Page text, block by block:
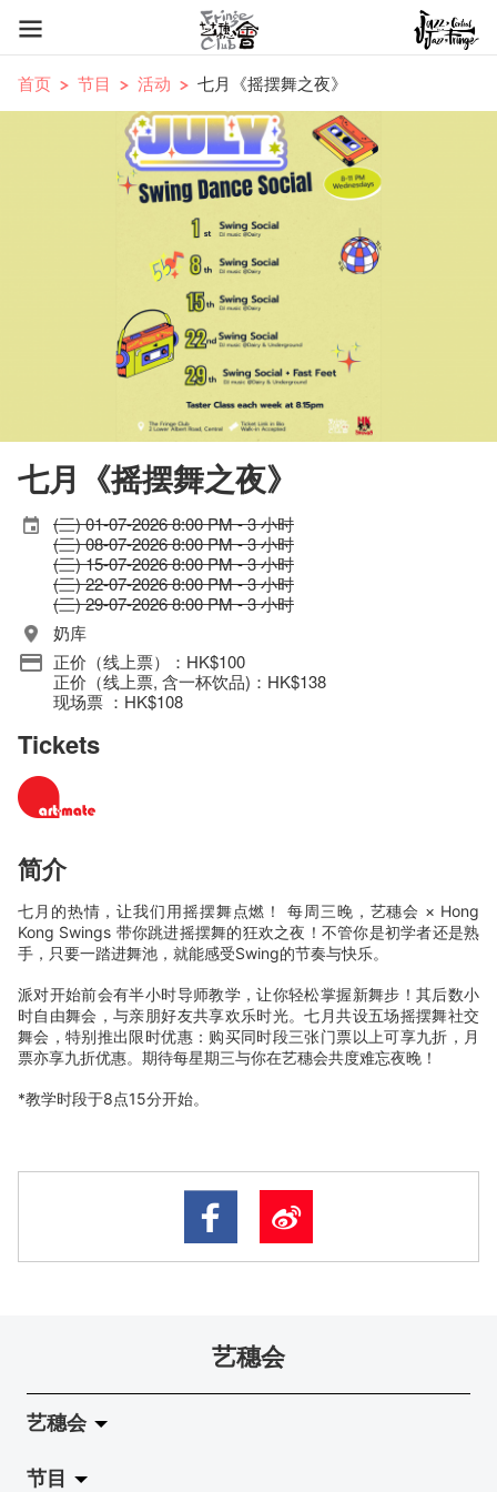
首页 节目 活动 七月《摇摆舞之夜》
七月《摇摆舞之夜》
(三) 01-07-2026 8:00 PM - 3 小时
(三) 08-07-2026 8:00 PM - 3 小时
(三) 15-07-2026 8:00 PM - 3 小时
(三) 22-07-2026 8:00 PM - 3 小时
(三) 29-07-2026 8:00 PM - 3 小时
奶库
正价（线上票）：HK$100
正价（线上票, 含一杯饮品)：HK$138
现场票 ：HK$108
Tickets
简介
七月的热情，让我们用摇摆舞点燃！ 每周三晚，艺穗会 × Hong
Kong Swings 带你跳进摇摆舞的狂欢之夜！不管你是初学者还是熟
手，只要一踏进舞池，就能感受Swing的节奏与快乐。
派对开始前会有半小时导师教学，让你轻松掌握新舞步！其后数小
时自由舞会，与亲朋好友共享欢乐时光。七月共设五场摇摆舞社交
舞会，特别推出限时优惠：购买同时段三张门票以上可享九折，月
票亦享九折优惠。期待每星期三与你在艺穗会共度难忘夜晚！
*教学时段于8点15分开始。
艺穗会
艺穗会
关于艺穗会
节目